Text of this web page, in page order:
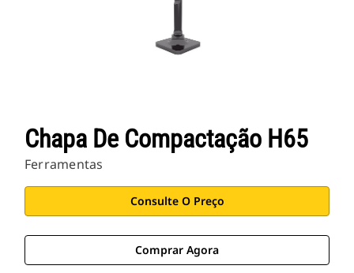
Chapa De Compactação H65
Ferramentas
Consulte O Preço
Comprar Agora